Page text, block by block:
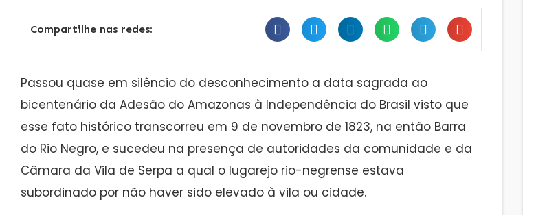
Compartilhe nas redes:
Passou quase em silêncio do desconhecimento a data sagrada ao
bicentenário da Adesão do Amazonas à Independência do Brasil visto que
esse fato histórico transcorreu em 9 de novembro de 1823, na então Barra
do Rio Negro, e sucedeu na presença de autoridades da comunidade e da
Câmara da Vila de Serpa a qual o lugarejo rio-negrense estava
subordinado por não haver sido elevado à vila ou cidade.